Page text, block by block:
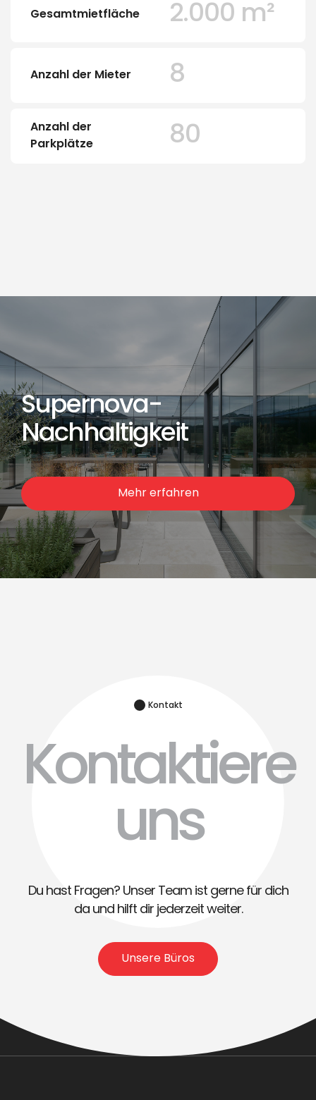
Gesamtmietfläche 2.000 m²
Anzahl der Mieter 8
Anzahl der
Parkplätze
80
Supernova-
Nachhaltigkeit
Mehr erfahren
Kontakt
Kontaktiere
uns
Du hast Fragen? Unser Team ist gerne für dich
da und hilft dir jederzeit weiter.
Unsere Büros